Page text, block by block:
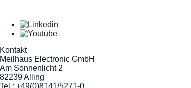
Kontakt
Meilhaus Electronic GmbH
Am Sonnenlicht 2
82239 Alling
Tel.: +49(0)8141/5271-0